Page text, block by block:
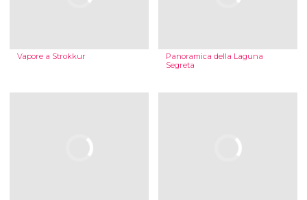
Vapore a Strokkur
Panoramica della Laguna
Segreta